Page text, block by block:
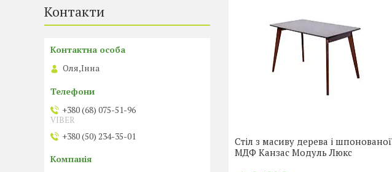
Стіл з масиву дерева і шпонованої
МДФ Канзас Модуль Люкс
Контакти
Оля,Інна
+380 (68) 075-51-96
VIBER
+380 (50) 234-35-01